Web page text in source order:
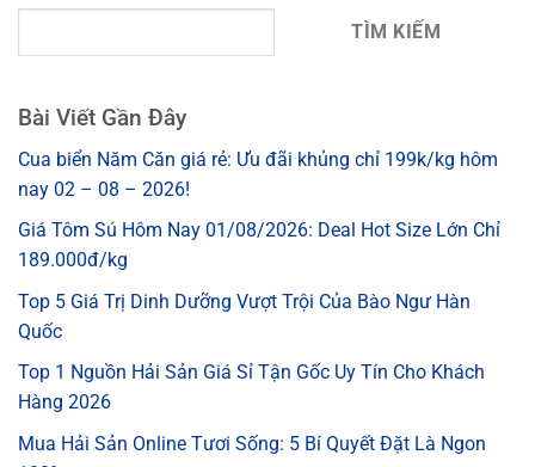
TÌM KIẾM
Bài Viết Gần Đây
Cua biển Năm Căn giá rẻ: Ưu đãi khủng chỉ 199k/kg hôm
nay 02 – 08 – 2026!
Giá Tôm Sú Hôm Nay 01/08/2026: Deal Hot Size Lớn Chỉ
189.000đ/kg
Top 5 Giá Trị Dinh Dưỡng Vượt Trội Của Bào Ngư Hàn
Quốc
Top 1 Nguồn Hải Sản Giá Sỉ Tận Gốc Uy Tín Cho Khách
Hàng 2026
Mua Hải Sản Online Tươi Sống: 5 Bí Quyết Đặt Là Ngon